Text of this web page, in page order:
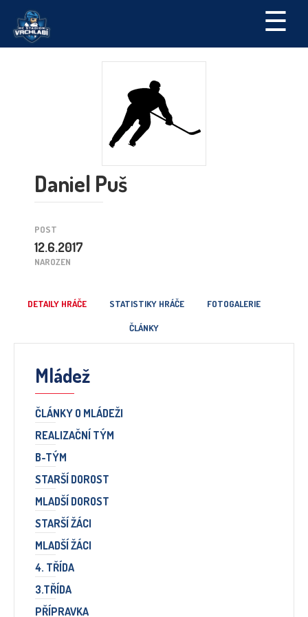
☰
Daniel Puš
POST
12.6.2017
NAROZEN
DETAILY HRÁČE STATISTIKY HRÁČE FOTOGALERIE
ČLÁNKY
Mládež
ČLÁNKY O MLÁDEŽI
REALIZAČNÍ TÝM
B-TÝM
STARŠÍ DOROST
MLADŠÍ DOROST
STARŠÍ ŽÁCI
MLADŠÍ ŽÁCI
4. TŘÍDA
3.TŘÍDA
PŘÍPRAVKA